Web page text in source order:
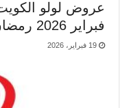
فبراير 2026 رمضان التوفير
19 فبراير، 2026